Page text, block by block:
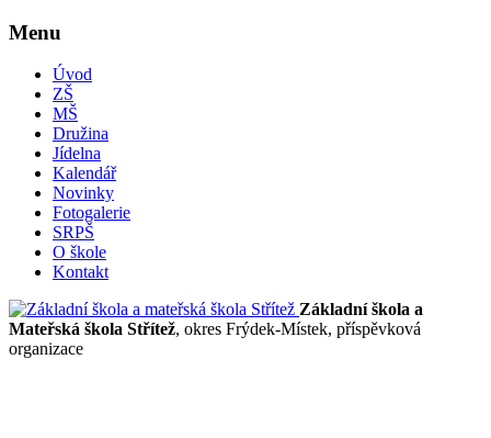
Menu
Úvod
ZŠ
MŠ
Družina
Jídelna
Kalendář
Novinky
Fotogalerie
SRPŠ
O škole
Kontakt
Základní škola a
Mateřská škola Střítež, okres Frýdek-Místek, příspěvková
organizace